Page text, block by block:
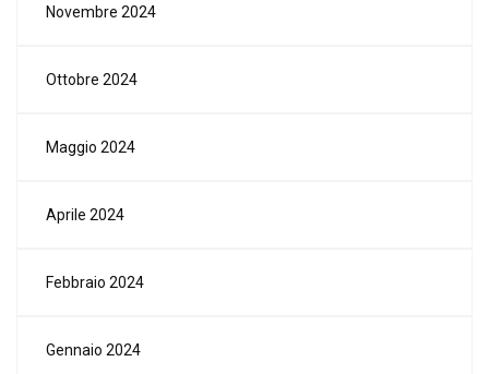
Novembre 2024
Ottobre 2024
Maggio 2024
Aprile 2024
Febbraio 2024
Gennaio 2024